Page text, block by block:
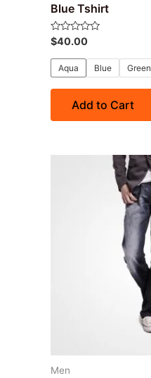
Blue Tshirt
Avaliação
0
de
$40.00
Aqua Blue Green
Add to Cart
Men